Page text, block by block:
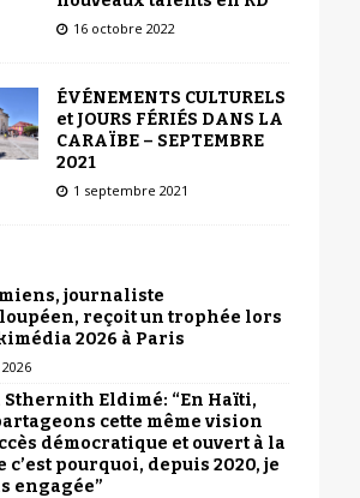
16 octobre 2022
ÉVÉNEMENTS CULTURELS
et JOURS FÉRIÉS DANS LA
CARAÏBE – SEPTEMBRE
2021
1 septembre 2021
journaliste
reçoit un trophée lors
2026 à Paris
Sthernith Eldimé: “En Haïti,
cette même vision
démocratique et ouvert à la
c’est pourquoi, depuis 2020, je
engagée”